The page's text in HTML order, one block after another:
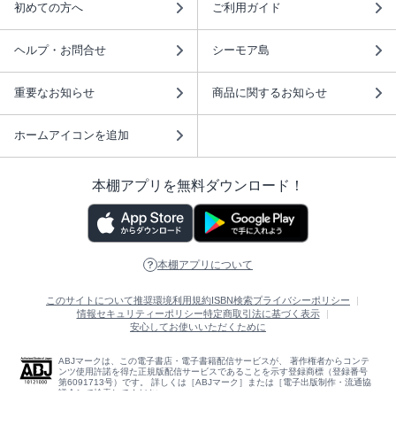
初めての方へ ご利用ガイド
ヘルプ・お問合せ シーモア島
重要なお知らせ 商品に関するお知らせ
ホームアイコンを追加
本棚アプリを無料ダウンロード！
本棚アプリについて
このサイトについて推奨環境利用規約 ISBN検索プライバシーポリシー
情報セキュリティーポリシー特定商取引法に基づく表示
安心してお使いいただくために
ABJマークは、この電子書店・電子書籍配信サービスが、 著作権者からコンテ
ンツ使用許諾を得た正規版配信サービスであることを示す登録商標（登録番号
第6091713号）です。 詳しくは［ABJマーク］または［電子出版制作・流通協
議会］で検索してください。